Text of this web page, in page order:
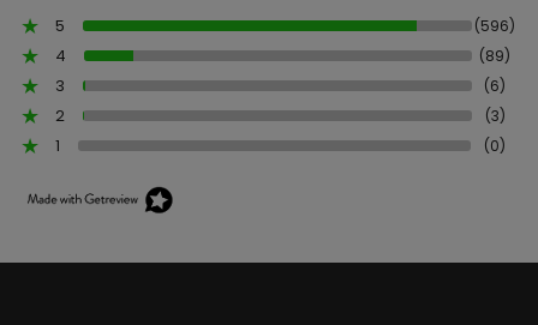
5
(596)
4 (89)
3 (6)
2 (3)
1 (0)